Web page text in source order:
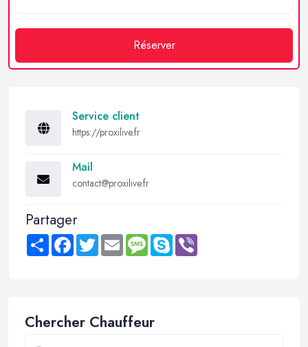
Réserver
Service client
https://proxilive.fr
Mail
contact@proxilive.fr
Partager
Share FacebookTwitter Email MessageSkype
Chercher Chauffeur